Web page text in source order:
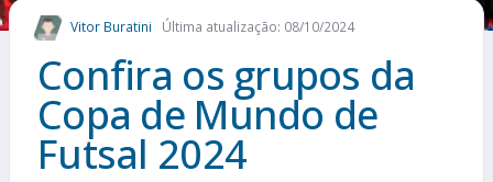
MAIS ESPORTES
Vitor Buratini Última atualização: 08/10/2024
Confira os grupos da
Copa de Mundo de
Futsal 2024